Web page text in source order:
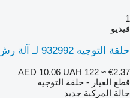
1
فيديو
حلقة التوجيه 932992 لـ آلة رش الأسمدة Amazone
AED 10.06 UAH 122 ≈ €2.37
قطع الغيار - حلقة التوجيه
حالة المركبة جديد